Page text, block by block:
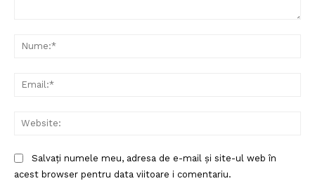
Salvați numele meu, adresa de e-mail și site-ul web în
acest browser pentru data viitoare i comentariu.